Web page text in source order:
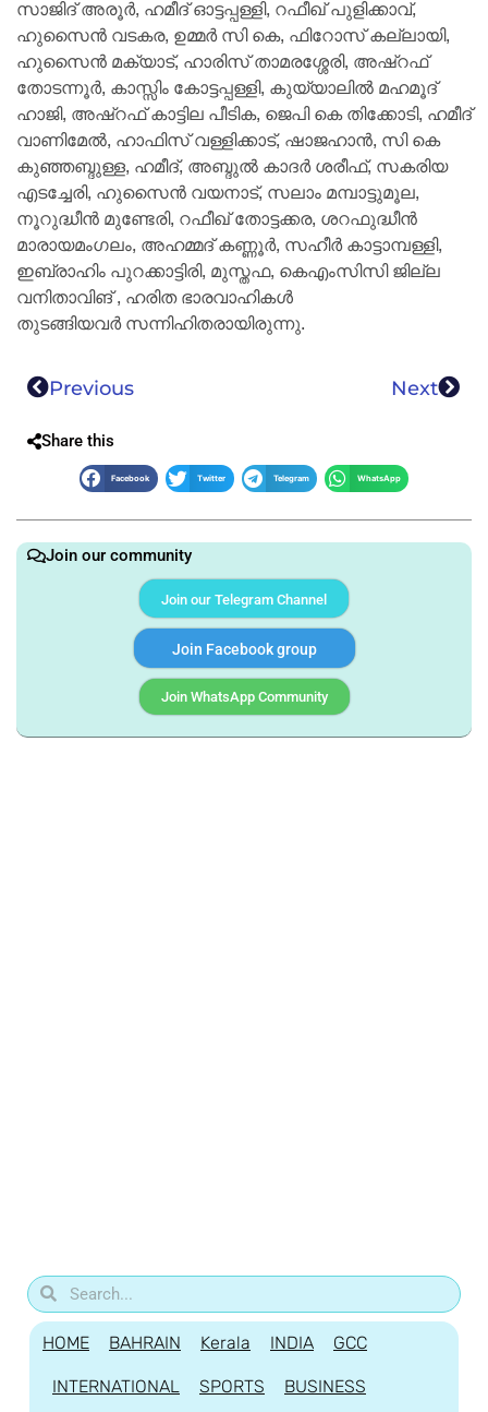
സാജിദ് അരൂർ, ഹമീദ് ഓട്ടപ്പള്ളി, റഫീഖ് പുളിക്കാവ്,
ഹുസൈൻ വടകര, ഉമ്മർ സി കെ, ഫിറോസ് കല്ലായി,
ഹുസൈൻ മക്യാട്, ഹാരിസ് താമരശ്ശേരി, അഷ്‌റഫ്
തോടന്നൂർ, കാസ്സിം കോട്ടപ്പള്ളി, കുയ്യാലിൽ മഹമൂദ്
ഹാജി, അഷ്‌റഫ്‌ കാട്ടില പീടിക, ജെപി കെ തിക്കോടി, ഹമീദ്
വാണിമേൽ, ഹാഫിസ് വള്ളിക്കാട്, ഷാജഹാൻ, സി കെ
കുഞ്ഞബ്ദുള്ള, ഹമീദ്, അബ്ദുൽ കാദർ ശരീഫ്, സകരിയ
എടച്ചേരി, ഹുസൈൻ വയനാട്, സലാം മമ്പാട്ടുമൂല,
നൂറുദ്ധീൻ മുണ്ടേരി, റഫീഖ് തോട്ടക്കര, ശറഫുദ്ധീൻ
മാരായമംഗലം, അഹമ്മദ് കണ്ണൂർ, സഹീർ കാട്ടാമ്പള്ളി,
ഇബ്രാഹിം പുറക്കാട്ടിരി, മുസ്തഫ, കെഎംസിസി ജില്ല
വനിതാവിങ് , ഹരിത ഭാരവാഹികൾ
തുടങ്ങിയവർ സന്നിഹിതരായിരുന്നു.
Previous Next
Share this
Facebook Twitter Telegram WhatsApp
Join our community
Join our Telegram Channel
Join Facebook group
Join WhatsApp Community
HOME BAHRAIN Kerala INDIA GCC
INTERNATIONAL SPORTS BUSINESS